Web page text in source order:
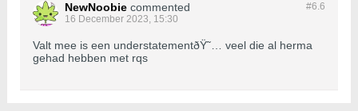
#6.6
NewNoobie commented
16 December 2023, 15:30
Valt mee is een understatementðŸ˜… veel die al herma
gehad hebben met rqs